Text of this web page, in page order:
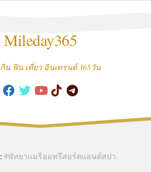
Mileday365
น ฟิน เที่ยว อินเทรนด์ 365วัน
#พัทยาแมริออทรีสอร์ตแอนด์สปา